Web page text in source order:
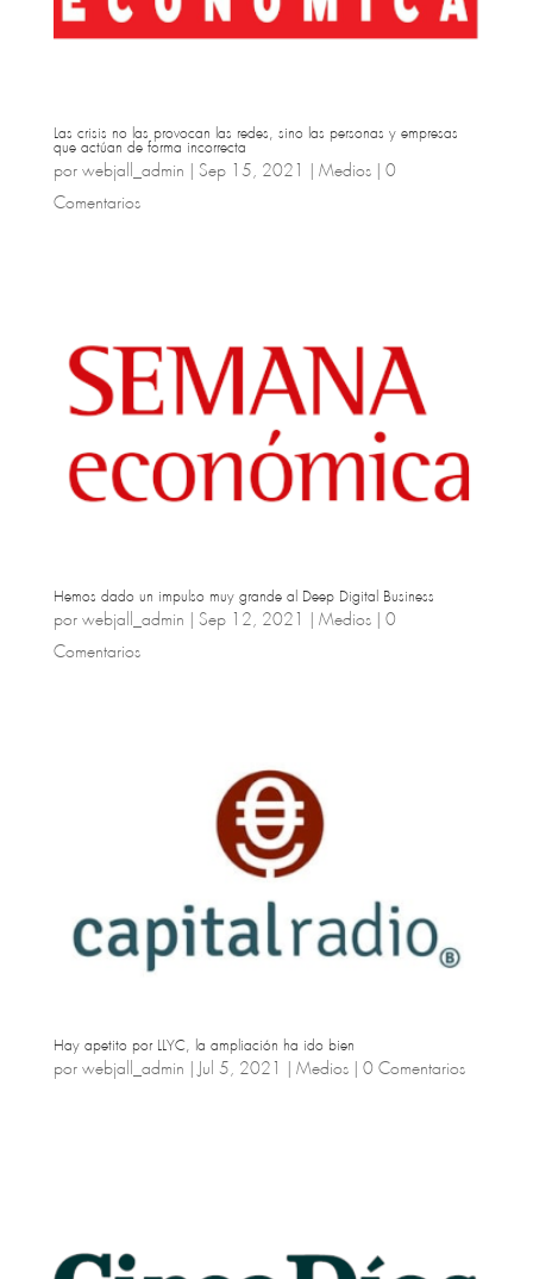
Las crisis no las provocan las redes, sino las personas y empresas
que actúan de forma incorrecta
por webjall_admin | Sep 15, 2021 | Medios| 0
Comentarios
Hemos dado un impulso muy grande al Deep Digital Business
por webjall_admin | Sep 12, 2021 | Medios| 0
Comentarios
Hay apetito por LLYC, la ampliación ha ido bien
por webjall_admin |Jul 5, 2021 | Medios| 0 Comentarios